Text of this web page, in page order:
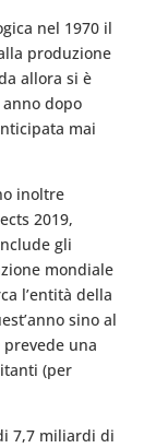
nel 1970 il
produzione
allora si è
dopo
mai
inoltre
2019,
gli
mondiale
l’entità della
sino al
una
(per
7,7 miliardi di